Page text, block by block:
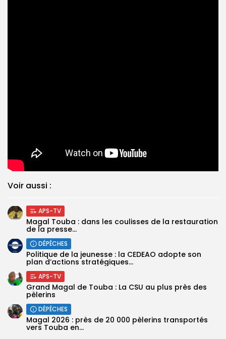
Voir aussi :
APS-TV
Magal Touba : dans les coulisses de la restauration
de la presse...
DÉPÊCHES
Politique de la jeunesse : la CEDEAO adopte son
plan d’actions stratégiques...
APS-TV
Grand Magal de Touba : La CSU au plus près des
pèlerins
DÉPÊCHES
Magal 2026 : près de 20 000 pèlerins transportés
vers Touba en...